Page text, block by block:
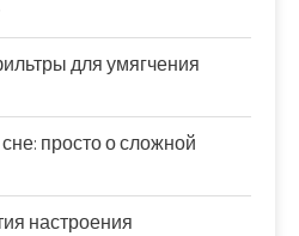
для умягчения
просто о сложной
настроения